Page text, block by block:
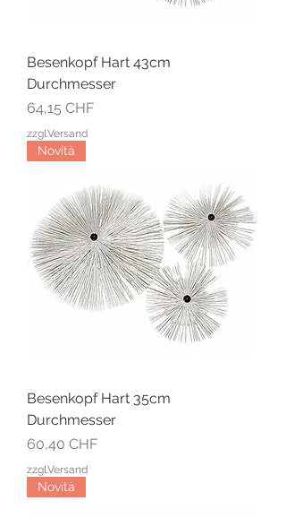
Besenkopf Hart 43cm
Durchmesser
Prezzo
64,15 CHF
zzgl.Versand
Novità
Besenkopf Hart 35cm
Durchmesser
Prezzo
60,40 CHF
zzgl.Versand
Novità